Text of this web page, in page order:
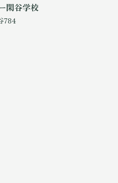
閑谷学校
784